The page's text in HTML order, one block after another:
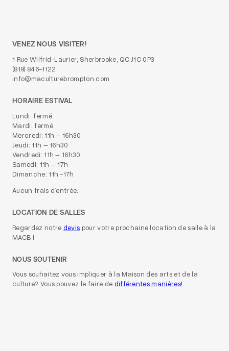
VENEZ NOUS VISITER!
1 Rue Wilfrid-Laurier, Sherbrooke, QC J1C 0P3
(819) 846-1122
info@maculturebrompton.com
HORAIRE ESTIVAL
Lundi: fermé
Mardi: fermé
Mercredi: 11h – 16h30
Jeudi: 11h – 16h30
Vendredi: 11h – 16h30
Samedi: 11h – 17h
Dimanche: 11h -17h
Aucun frais d’entrée.
LOCATION DE SALLES
Regardez notre devis pour votre prochaine location de salle à la
MACB !
NOUS SOUTENIR
Vous souhaitez vous impliquer à la Maison des arts et de la
culture? Vous pouvez le faire de différentes manières!